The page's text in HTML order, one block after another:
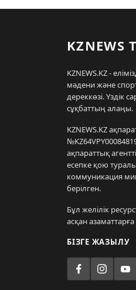
KZNEWS.KZ -
мәдени және
дереккөзі. Үздік
сұқбаттың алаңы.
KZNEWS.KZ
ақпараттық
есепке қою
коммуникация
берілген.
Бұл желілік
асқан
БІЗГЕ ЖАЗЫЛУ